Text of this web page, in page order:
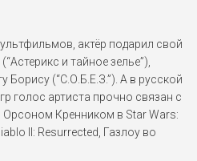
актёр подарил свой
и тайное зелье”),
Борису (“С.О.Б.Е.З.”). А в русской
голос артиста прочно связан с
Кренником в Star Wars:
II: Resurrected, Газлоу во